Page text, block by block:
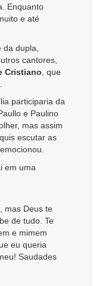
Enquanto
e até
dupla,
cantores,
Cristiano , que
participaria da
e Paulino
mas assim
escutar as
em uma
mas Deus te
de tudo. Te
e mimem
eu queria
Saudades